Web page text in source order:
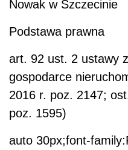
Nowak w Szczecinie
Podstawa prawna
art. 92 ust. 2 ustawy
gospodarce
2016 r. poz. 2147;
poz. 1595)
auto 30px;font-